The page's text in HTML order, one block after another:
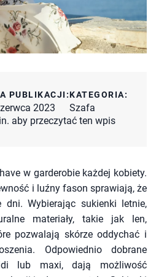
PUBLIKACJI:
2023
KATEGORIA:
Szafa
aby przeczytać ten wpis
w garderobie każdej kobiety.
i luźny fason sprawiają, że
dni. Wybierając sukienki letnie,
materiały, takie jak len,
pozwalają skórze oddychać i
Odpowiednio dobrane
lub maxi, dają możliwość